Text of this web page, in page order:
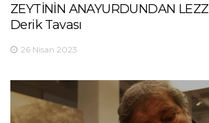
ZEYTİNİN ANAYURDUNDAN
Derik Tavası
26 Nisan 2023